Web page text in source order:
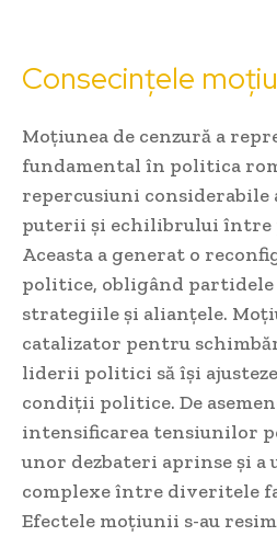
Consecințele
Moțiunea de cenzură a
fundamental în politica
repercusiuni considerabile
puterii și echilibrului între
Aceasta a generat o
politice, obligând partidele
strategiile și alianțele.
catalizator pentru
liderii politici să își
condiții politice. De
intensificarea tensiunilor
unor dezbateri aprinse și a
complexe între diveritele
Efectele moțiunii s-au